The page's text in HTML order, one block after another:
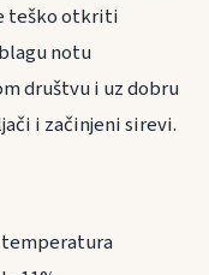
teško otkriti
notu
društvu i uz dobru
i začinjeni sirevi.
temperatura